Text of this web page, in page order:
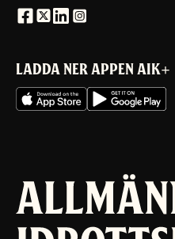
LADDA NER APPEN AIK+